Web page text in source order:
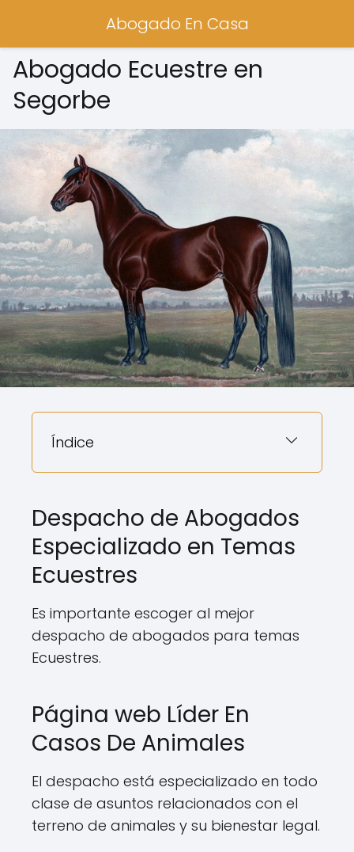
Abogado En Casa
Abogado Ecuestre en
Segorbe
Índice
Despacho de Abogados
Especializado en Temas
Ecuestres
Es importante escoger al mejor
despacho de abogados para temas
Ecuestres.
Página web Líder En
Casos De Animales
El despacho está especializado en todo
clase de asuntos relacionados con el
terreno de animales y su bienestar legal.